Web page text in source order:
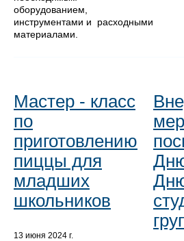
оборудованием,
инструментами и расходными
материалами.
Мастер - класс
по
приготовлению
пиццы для
младших
школьников
13 июня 2024 г.